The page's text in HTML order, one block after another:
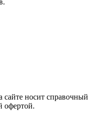
носит справочный
офертой.